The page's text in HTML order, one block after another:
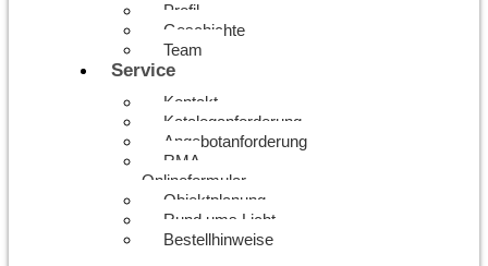
Profil
Geschichte
Team
Service
Kontakt
Kataloganforderung
Angebotanforderung
RMA
Onlineformular
Objektplanung
Rund ums Licht
Bestellhinweise